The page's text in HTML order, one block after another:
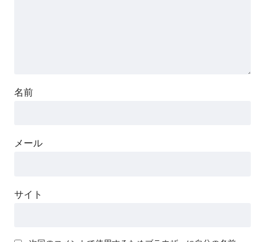
名前
メール
サイト